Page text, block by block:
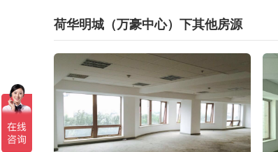
荷华明城（万豪中心）下其他房源